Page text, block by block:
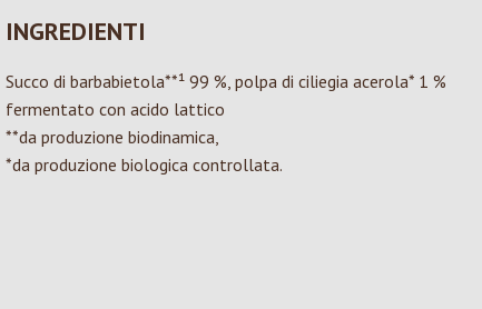
INGREDIENTI
Succo di barbabietola**¹ 99 %, polpa di ciliegia acerola* 1 %
fermentato con acido lattico
**da produzione biodinamica,
*da produzione biologica controllata.